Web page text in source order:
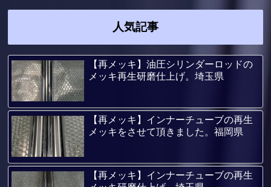
人気記事
【再メッキ】油圧シリンダーロッドの
メッキ再生研磨仕上げ。埼玉県
【再メッキ】インナーチューブの再生
メッキをさせて頂きました。福岡県
【再メッキ】インナーチューブの再生